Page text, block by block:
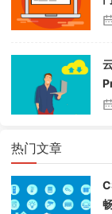
热门文章